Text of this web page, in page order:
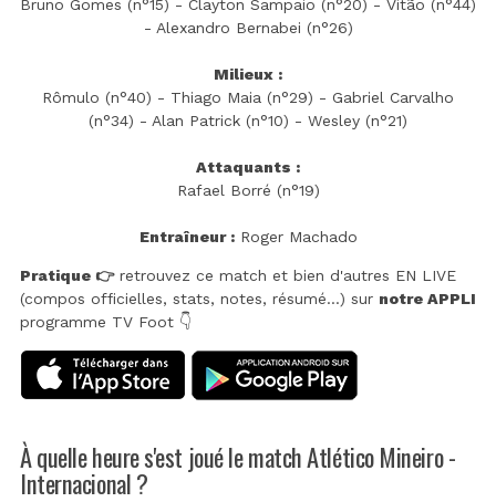
Bruno Gomes (n°15) - Clayton Sampaio (n°20) - Vitão (n°44)
- Alexandro Bernabei (n°26)
Milieux :
Rômulo (n°40) - Thiago Maia (n°29) - Gabriel Carvalho
(n°34) - Alan Patrick (n°10) - Wesley (n°21)
Attaquants :
Rafael Borré (n°19)
Entraîneur :Roger Machado
Pratique 👉retrouvez ce match et bien d'autres EN LIVE
(compos officielles, stats, notes, résumé...) sur notre APPLI
programme TV Foot 👇
À quelle heure s'est joué le match Atlético Mineiro -
Internacional ?